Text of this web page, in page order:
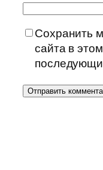
Сохранить
сайта в